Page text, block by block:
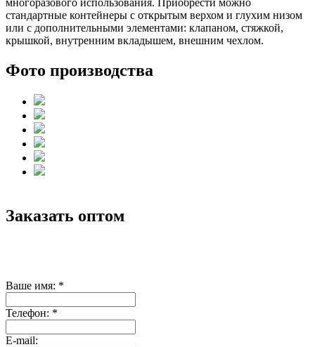
стандартные контейнеры с открытым верхом и глухим низом
или с дополнительными элементами: клапаном, стяжкой,
крышкой, внутренним вкладышем, внешним чехлом.
Фото производства
Заказать оптом
Ваше имя: *
Телефон: *
E-mail: